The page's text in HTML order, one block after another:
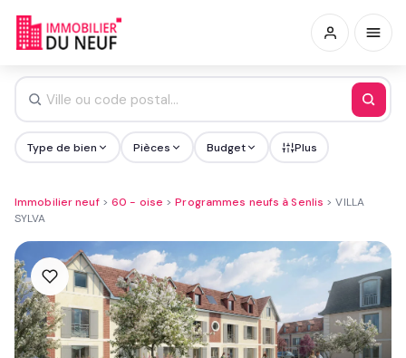
Type de bien Pièces Budget Plus
Immobilier neuf> 60 - oise >Programmes neufs à Senlis >VILLA
SYLVA